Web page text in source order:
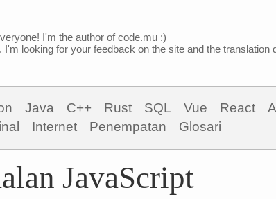
I'm the author of code.mu :)
looking for your feedback on the site and the translation
Java C++ Rust SQL Vue React
Internet Penempatan Glosari
JavaScript